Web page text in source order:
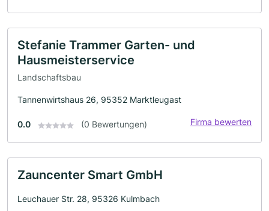
Stefanie Trammer Garten- und
Hausmeisterservice
Landschaftsbau
Tannenwirtshaus 26, 95352 Marktleugast
0.0 (0 Bewertungen) Firma bewerten
Zauncenter Smart GmbH
Leuchauer Str. 28, 95326 Kulmbach